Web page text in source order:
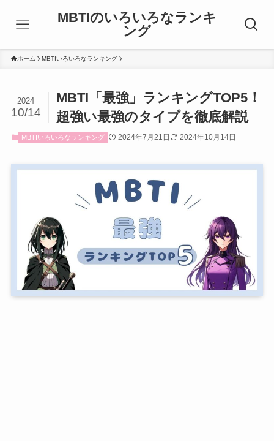
MBTIのいろいろなランキ
ング
ホーム MBTIいろいろなランキング
MBTI「最強」ランキングTOP5！
超強い最強のタイプを徹底解説
2024
10/14
MBTIいろいろなランキング 2024年7月21日 2024年10月14日